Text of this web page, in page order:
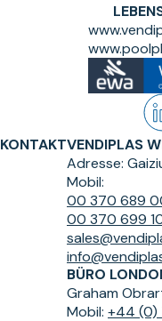
KONTAKTVENDIPLAS
Adresse:
Mobil:
00 370 689
00 370 699
BÜRO
Graham
Mobil: +44 (0)